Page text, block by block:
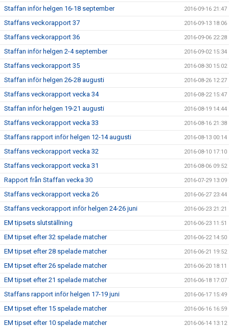
Staffan inför helgen 16-18 september 2016-09-16 21:47
Staffans veckorapport 37 2016-09-13 18:06
Staffans veckorapport 36 2016-09-06 22:28
Staffan inför helgen 2-4 september 2016-09-02 15:34
Staffans veckorapport 35 2016-08-30 15:02
Staffan inför helgen 26-28 augusti 2016-08-26 12:27
Staffans veckorapport vecka 34 2016-08-22 15:47
Staffan inför helgen 19-21 augusti 2016-08-19 14:44
Staffans veckorapport vecka 33 2016-08-16 21:38
Staffans rapport inför helgen 12-14 augusti 2016-08-13 00:14
Staffans veckorapport vecka 32 2016-08-10 17:10
Staffans veckorapport vecka 31 2016-08-06 09:52
Rapport från Staffan vecka 30 2016-07-29 13:09
Staffans veckorapport vecka 26 2016-06-27 23:44
Staffans veckorapport inför helgen 24-26 juni 2016-06-23 21:21
EM tipsets slutställning 2016-06-23 11:51
EM tipset efter 32 spelade matcher 2016-06-22 14:50
EM tipset efter 28 spelade matcher 2016-06-21 19:52
EM tipset efter 26 spelade matcher 2016-06-20 18:11
EM tipset efter 21 spelade matcher 2016-06-18 17:07
Staffans rapport inför helgen 17-19 juni 2016-06-17 15:49
EM tipset efter 15 spelade matcher 2016-06-16 16:59
EM tipset efter 10 spelade matcher 2016-06-14 13:12